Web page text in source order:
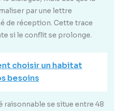
par une lettre
de réception. Cette trace
si le conflit se prolonge.
choisir un habitat
besoins
raisonnable se situe entre 48